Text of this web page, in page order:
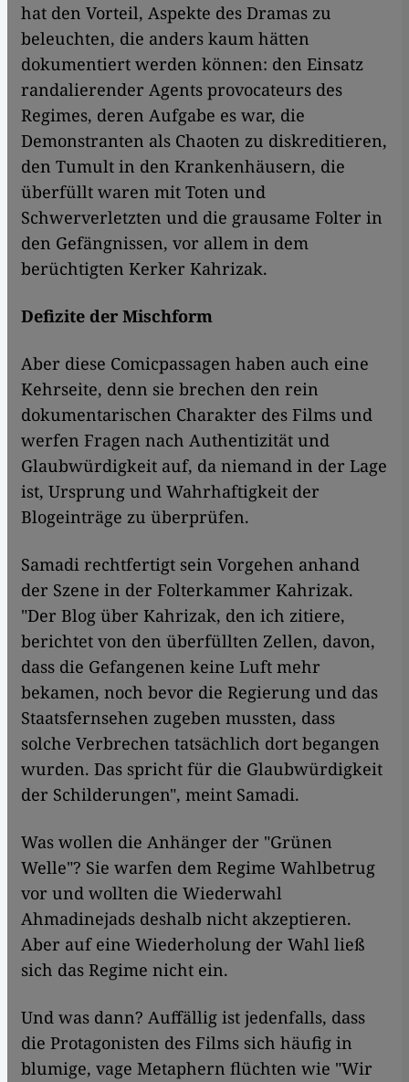
hat den Vorteil, Aspekte des Dramas zu
beleuchten, die anders kaum hätten
dokumentiert werden können: den Einsatz
randalierender Agents provocateurs des
Regimes, deren Aufgabe es war, die
Demonstranten als Chaoten zu diskreditieren,
den Tumult in den Krankenhäusern, die
überfüllt waren mit Toten und
Schwerverletzten und die grausame Folter in
den Gefängnissen, vor allem in dem
berüchtigten Kerker Kahrizak.
Defizite der Mischform
Aber diese Comicpassagen haben auch eine
Kehrseite, denn sie brechen den rein
dokumentarischen Charakter des Films und
werfen Fragen nach Authentizität und
Glaubwürdigkeit auf, da niemand in der Lage
ist, Ursprung und Wahrhaftigkeit der
Blogeinträge zu überprüfen.
Samadi rechtfertigt sein Vorgehen anhand
der Szene in der Folterkammer Kahrizak.
"Der Blog über Kahrizak, den ich zitiere,
berichtet von den überfüllten Zellen, davon,
dass die Gefangenen keine Luft mehr
bekamen, noch bevor die Regierung und das
Staatsfernsehen zugeben mussten, dass
solche Verbrechen tatsächlich dort begangen
wurden. Das spricht für die Glaubwürdigkeit
der Schilderungen", meint Samadi.
Was wollen die Anhänger der "Grünen
Welle"? Sie warfen dem Regime Wahlbetrug
vor und wollten die Wiederwahl
Ahmadinejads deshalb nicht akzeptieren.
Aber auf eine Wiederholung der Wahl ließ
sich das Regime nicht ein.
Und was dann? Auffällig ist jedenfalls, dass
die Protagonisten des Films sich häufig in
blumige, vage Metaphern flüchten wie "Wir